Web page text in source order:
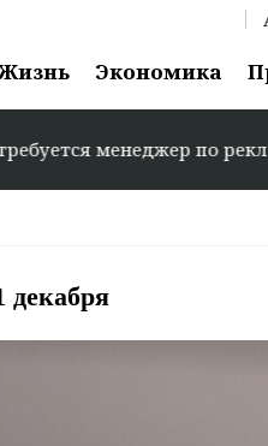
Экономика
менеджер по рекламе:
декабря